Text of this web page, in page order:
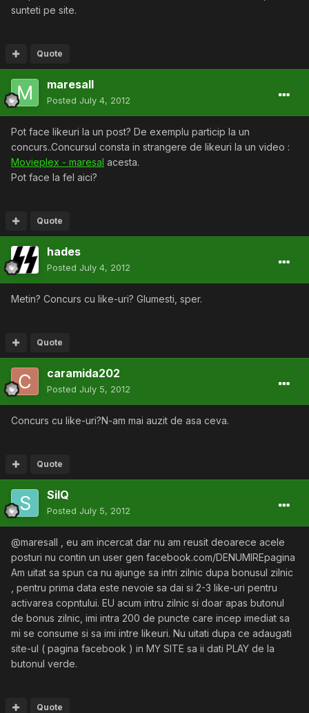
sunteti pe site.
Quote
maresall
Posted July 4, 2012
Pot face likeuri la un post? De exemplu particip la un
concurs..Concursul consta in strangere de likeuri la un video :
Movieplex - maresal acesta.
Pot face la fel aici?
Quote
hades
Posted July 4, 2012
Metin? Concurs cu like-uri? Glumesti, sper.
Quote
caramida202
Posted July 5, 2012
Concurs cu like-uri?N-am mai auzit de asa ceva.
Quote
SilQ
Posted July 5, 2012
@maresall , eu am incercat dar nu am reusit deoarece acele
posturi nu contin un user gen facebook.com/DENUMIREpagina
Am uitat sa spun ca nu ajunge sa intri zilnic dupa bonusul zilnic
, pentru prima data este nevoie sa dai si 2-3 like-uri pentru
activarea copntului. EU acum intru zilnic si doar apas butonul
de bonus zilnic, imi intra 200 de puncte care incep imediat sa
mi se consume si sa imi intre likeuri. Nu uitati dupa ce adaugati
site-ul ( pagina facebook ) in MY SITE sa ii dati PLAY de la
butonul verde.
Quote